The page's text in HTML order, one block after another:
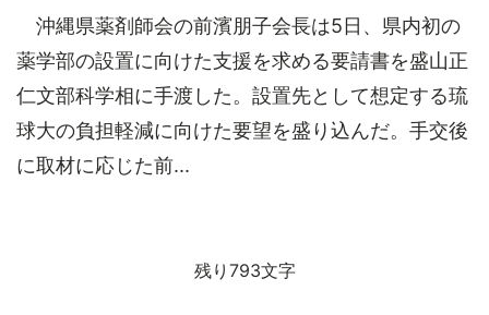
沖縄県薬剤師会の前濱朋子会長は5日、県内初の
薬学部の設置に向けた支援を求める要請書を盛山正
仁文部科学相に手渡した。設置先として想定する琉
球大の負担軽減に向けた要望を盛り込んだ。手交後
に取材に応じた前...
残り793文字